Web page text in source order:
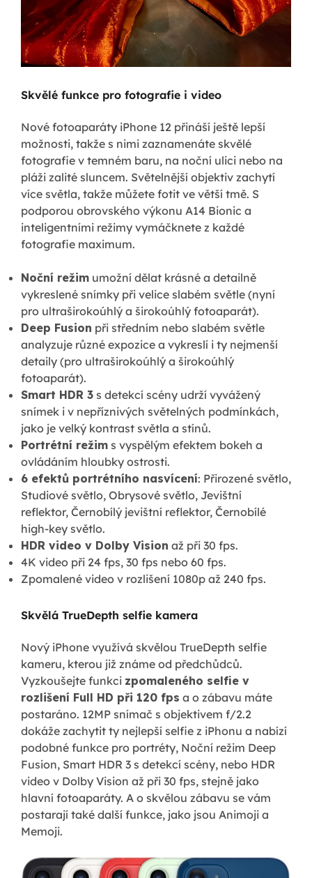
Skvělé funkce pro fotografie i video
Nové fotoaparáty iPhone 12 přináší ještě lepší
možnosti, takže s nimi zaznamenáte skvělé
fotografie v temném baru, na noční ulici nebo na
pláži zalité sluncem. Světelnější objektiv zachytí
více světla, takže můžete fotit ve větší tmě. S
podporou obrovského výkonu A14 Bionic a
inteligentními režimy vymáčknete z každé
fotografie maximum.
Noční režim umožní dělat krásné a detailně
vykreslené snímky při velice slabém světle (nyní
pro ultraširokoúhlý a širokoúhlý fotoaparát).
Deep Fusion při středním nebo slabém světle
analyzuje různé expozice a vykreslí i ty nejmenší
detaily (pro ultraširokoúhlý a širokoúhlý
fotoaparát).
Smart HDR 3 s detekcí scény udrží vyvážený
snímek i v nepříznivých světelných podmínkách,
jako je velký kontrast světla a stínů.
Portrétní režim s vyspělým efektem bokeh a
ovládáním hloubky ostrosti.
6 efektů portrétního nasvícení: Přirozené světlo,
Studiové světlo, Obrysové světlo, Jevištní
reflektor, Černobílý jevištní reflektor, Černobílé
high-key světlo.
HDR video v Dolby Vision až při 30 fps.
4K video při 24 fps, 30 fps nebo 60 fps.
Zpomalené video v rozlišení 1080p až 240 fps.
Skvělá TrueDepth selfie kamera
Nový iPhone využívá skvělou TrueDepth selfie
kameru, kterou již známe od předchůdců.
Vyzkoušejte funkci zpomaleného selfie v
rozlišení Full HD při 120 fps a o zábavu máte
postaráno. 12MP snímač s objektivem f/2.2
dokáže zachytit ty nejlepší selfie z iPhonu a nabízí
podobné funkce pro portréty, Noční režim Deep
Fusion, Smart HDR 3 s detekcí scény, nebo HDR
video v Dolby Vision až při 30 fps, stejně jako
hlavní fotoaparáty. A o skvělou zábavu se vám
postarají také další funkce, jako jsou Animoji a
Memoji.